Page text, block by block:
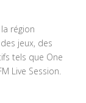
région
jeux, des
tels que One
Live Session.